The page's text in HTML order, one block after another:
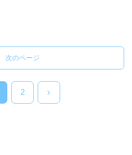
次のページ
2 次